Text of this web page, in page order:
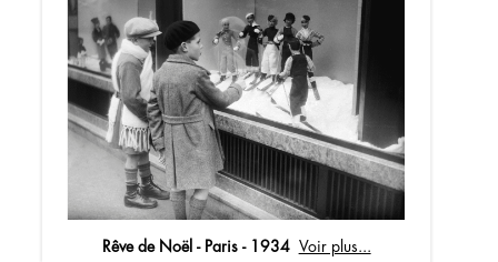
Rêve de Noël - Paris - 1934 Voir plus...